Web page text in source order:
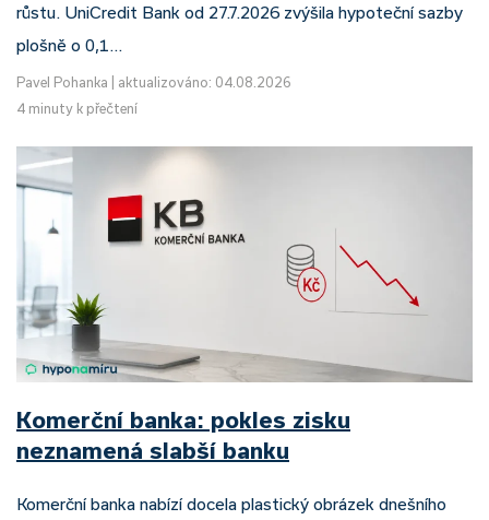
růstu. UniCredit Bank od 27.7.2026 zvýšila hypoteční sazby
plošně o 0,1…
Pavel Pohanka
aktualizováno: 04.08.2026
4 minuty k přečtení
Komerční banka: pokles zisku
neznamená slabší banku
Komerční banka nabízí docela plastický obrázek dnešního